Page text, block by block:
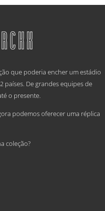
que poderia encher um estádio
países. De grandes equipes de
o presente.
podemos oferecer uma réplica
coleção?